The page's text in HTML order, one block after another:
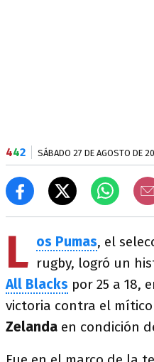
442 SÁBADO 27 DE AGOSTO DE
L os Pumas, el
rugby, logró un
All Blacks por 25 a 18,
victoria contra el
Zelanda en condición